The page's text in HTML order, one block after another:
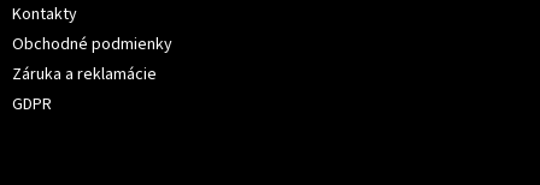
Kontakty
Obchodné podmienky
Záruka a reklamácie
GDPR